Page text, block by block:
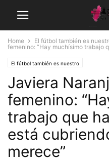
Home El fútbol también es
femenino: “Hay muchísimo trabajo
El fútbol también es nuestro
Javiera
femenino:
trabajo que
está
merece”